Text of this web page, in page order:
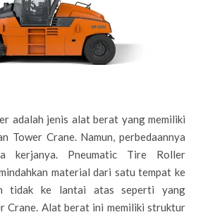
adalah jenis alat berat yang memiliki
Tower Crane. Namun, perbedaannya
kerjanya. Pneumatic Tire Roller
material dari satu tempat ke
tidak ke lantai atas seperti yang
Crane. Alat berat ini memiliki struktur